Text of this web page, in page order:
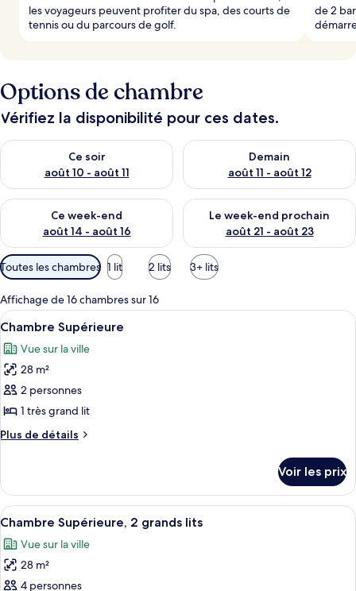
les voyageurs peuvent profiter du spa, des courts de
tennis ou du parcours de golf.
de 2
Options de chambre
Vérifiez la disponibilité pour ces dates.
Ce soir
août 10 - août 11
Vérifier la disponibilité pour ce soir août 10 - août 11
Demain
août 11 - août 12
Vérifier la disponibilité pour
Ce week-end
août 14 - août 16
Vérifier la disponibilité pour ce week-end août 14 - août 16
Le week-end prochain
août 21 - août 23
Vérifier la disponibilité pour
Filtres
disponibles
pour
les
chambres
Toutes les chambres 1 lit 2 lits 3+ lits
Affichage de 16 chambres sur 16
Afficher
toutes
les
photos
pour
ce
type
de
Chambre
Supérieure
Une chambre à coucher avec un
5
Chambre Supérieure
Vue sur la ville
28 m²
2 personnes
1 très grand lit
Plus de détails
Plus
le
type
de
Chambre
Supérieure
Voir les prix
Afficher
toutes
les
photos
pour
Une chambre d’hôtel avec un
5
Chambre Supérieure, 2 grands lits
Vue sur la ville
28 m²
4 personnes